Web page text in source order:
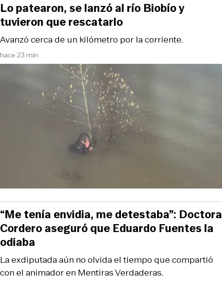
hace 23 min
Avanzó cerca de un kilómetro por la corriente.
Lo patearon, se lanzó al río Biobío y
tuvieron que rescatarlo
La exdiputada aún no olvida el tiempo que compartió
con el animador en Mentiras Verdaderas.
“Me tenía envidia, me detestaba”: Doctora
Cordero aseguró que Eduardo Fuentes la
odiaba